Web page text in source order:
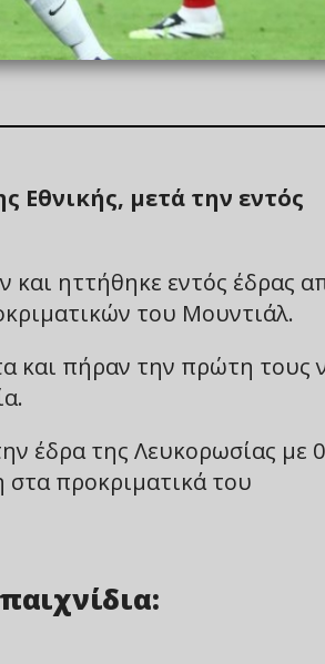
Εθνικής, μετά την εντός
και ηττήθηκε εντός έδρας
του Μουντιάλ.
και πήραν την πρώτη τους
έδρα της Λευκορωσίας με
στα προκριματικά του